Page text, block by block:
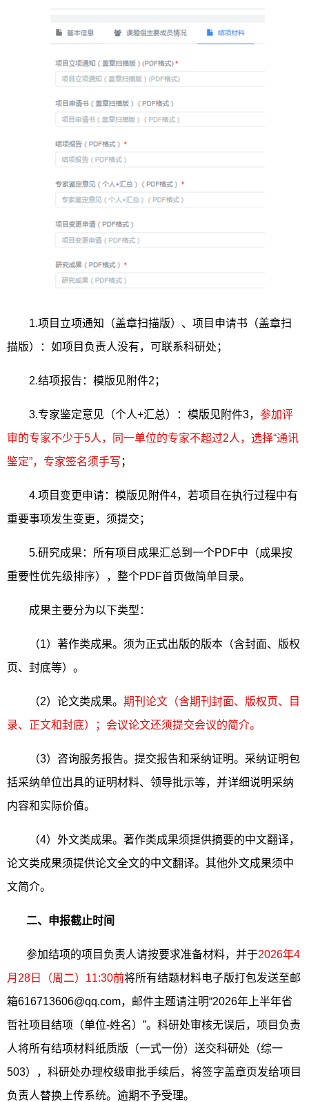
1.项目立项通知（盖章扫描版）、项目申请书（盖章扫
描版）：如项目负责人没有，可联系科研处；
2.结项报告：模版见附件2 ；
3.专家鉴定意见（个人+汇总）：模版见附件3， 参加评
审的专家不少于5人，同一单位的专家不超过2人，选择“通讯
鉴定”，专家签名须手写 ；
4.项目变更申请：模版见附件4， 若项目在执行过程中有
重要事项发生变更，须提交 ；
5.研究成果：所有项目成果汇总到一个PDF中（成果按
重要性优先级排序），整个PDF首页做简单目录。
成果主要分为以下类型：
（1）著作类成果。须为正式出版的版本（含封面、版权
页、封底等）。
（2）论文类成果。 期刊论文（含期刊封面、版权页、目
录、正文和封底）；会议论文还须提交会议的简介。
（3）咨询服务报告。提交报告和采纳证明。采纳证明包
括采纳单位出具的证明材料、领导批示等，并详细说明采纳
内容和实际价值。
（4）外文类成果。著作类成果须提供摘要的中文翻译，
论文类成果须提供论文全文的中文翻译。其他外文成果须中
文简介。
二、申报截止时间
参加结项的项目负责人请按要求准备材料，并于2026年4
月 28 日（周二） 11:30前将所有结题材料电子版打包发送至邮
箱616713606@qq.com，邮件主题请注明“2026年上半年省
哲社项目结项（单位-姓名） ”。科研处审核无误后，项目负责
人将所有结项材料纸质版（一式一份）送交科研处（综一
503），科研处办理校级审批手续后，将签字盖章页发给项目
负责人替换上传系统。逾期不予受理。